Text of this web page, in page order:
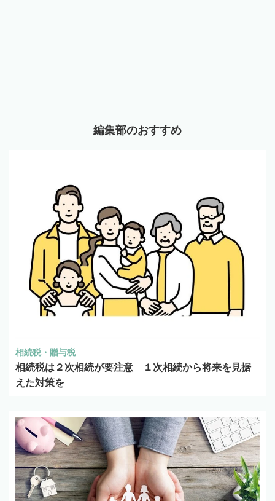
編集部のおすすめ
相続税・贈与税
相続税は２次相続が要注意 １次相続から将来を見据
えた対策を